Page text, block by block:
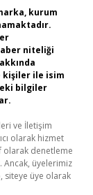
kurum
niteliği
kişiler ile isim
bilgiler
ve İletişim
olarak hizmet
olarak denetleme
Ancak, üyelerimiz
siteye üye olarak